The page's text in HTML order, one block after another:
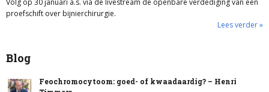
Volg op 30 januari a.s. via de livestream de openbare verdediging van een
proefschift over bijnierchirurgie.
Lees verder »
Blog
Feochromocytoom: goed- of kwaadaardig? – Henri